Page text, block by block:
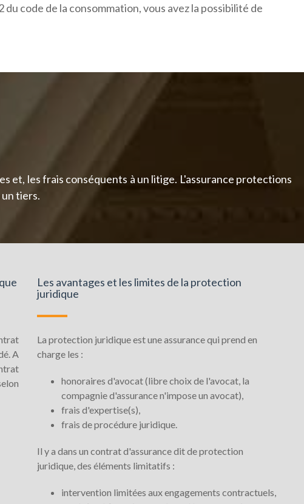
du code de la consommation, vous avez la possibilité de
et, les frais conséquents à un litige. L'assurance protections
tiers.
A
Les avantages et les limites de la protection
juridique
La protection juridique est une assurance qui prend en
charge les :
honoraires d'avocat (libre choix de l'avocat, la
compagnie d'assurance n'impose un avocat),
frais d'expertise(s),
frais de procédure juridique.
Il y a dans un contrat d'assurance dit de protection
juridique, des éléments limitatifs :
intervention limitées aux engagements contractuels,